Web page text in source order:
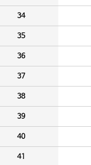
34
35
36
37
38
39
40
41